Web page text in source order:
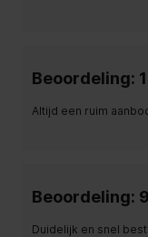
Beoordeling:
Altijd een ruim
Beoordeling:
Duidelijk en snel